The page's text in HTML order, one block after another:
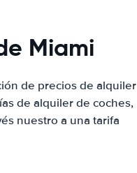
Miami
de precios de alquiler
de alquiler de coches,
nuestro a una tarifa